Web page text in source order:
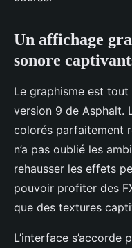
Un affichage
sonore
Le graphisme est
version 9 de Asphalt.
colorés parfaitement
n’a pas oublié les
rehausser les effets
pouvoir profiter des
que des textures
L’interface